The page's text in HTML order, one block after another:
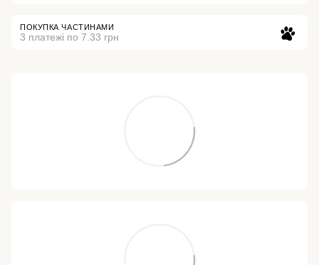
ПОКУПКА ЧАСТИНАМИ
3 платежі по 7.33 грн